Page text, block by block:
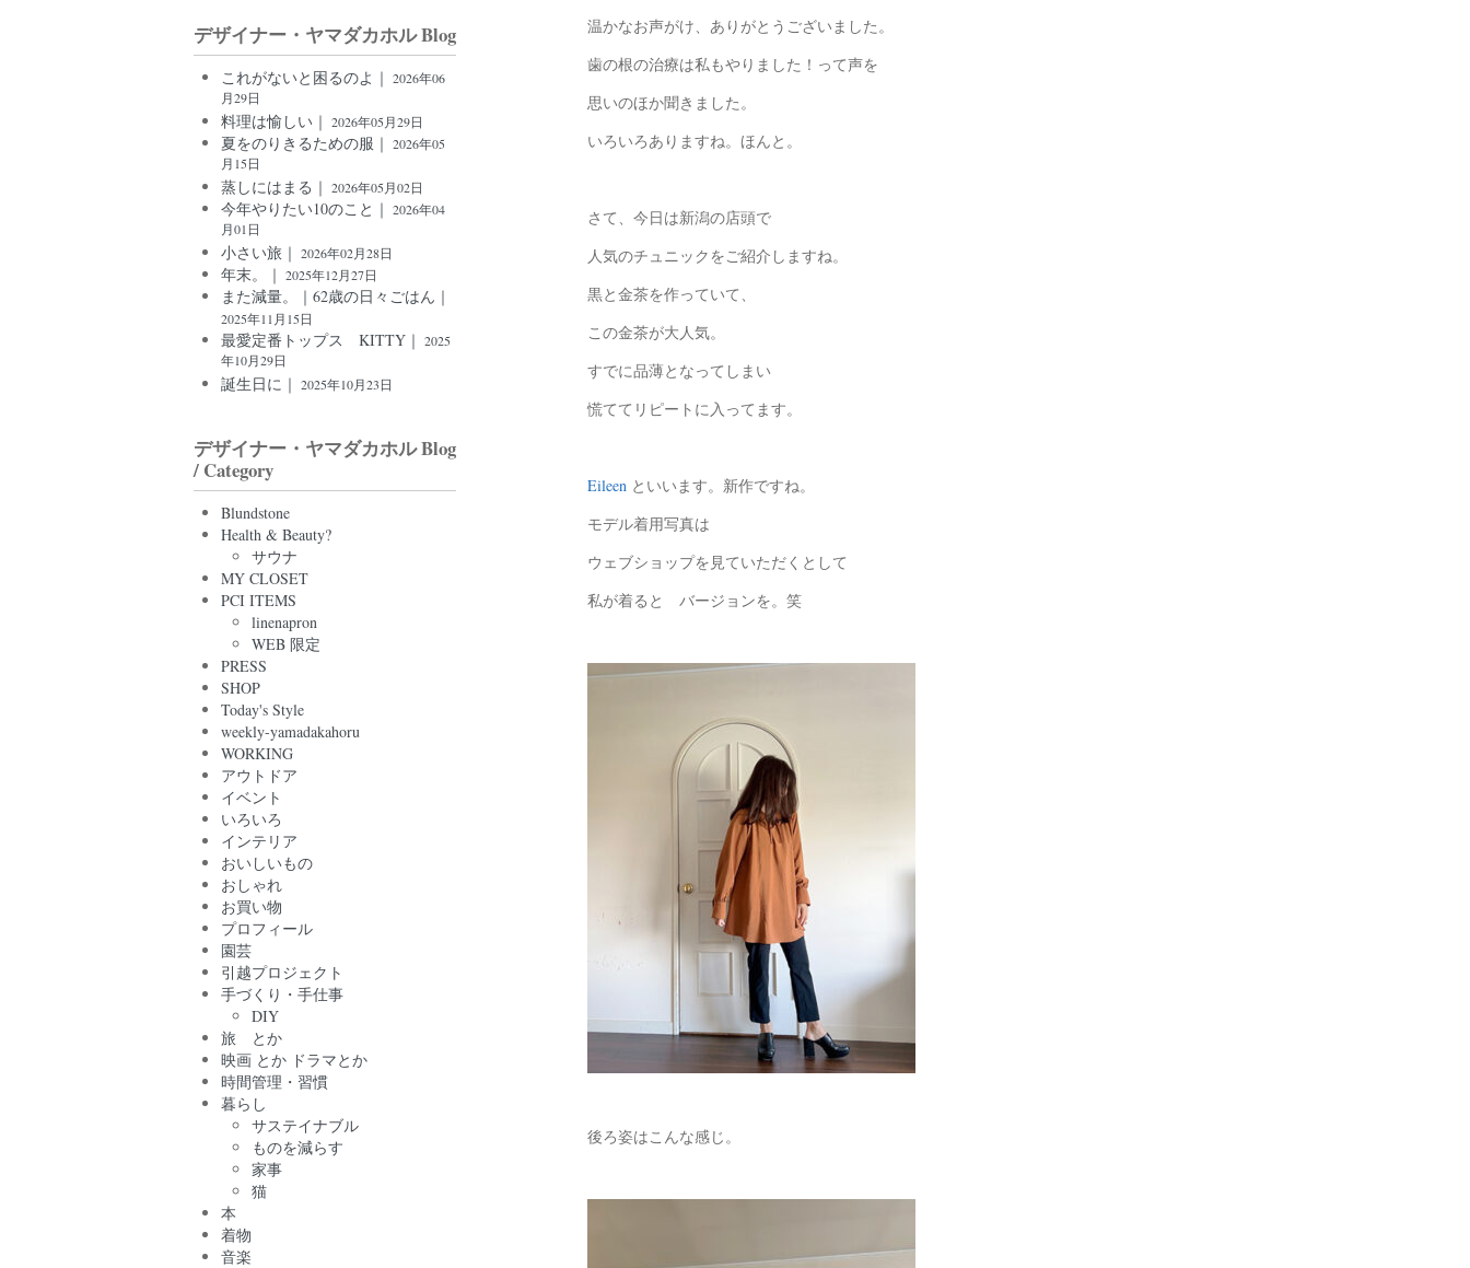
温かなお声がけ、ありがとうございました。
歯の根の治療は私もやりました！って声を
思いのほか聞きました。
いろいろありますね。ほんと。
さて、今日は新潟の店頭で
人気のチュニックをご紹介しますね。
黒と金茶を作っていて、
この金茶が大人気。
すでに品薄となってしまい
慌ててリピートに入ってます。
Eileen といいます。新作ですね。
モデル着用写真は
ウェブショップを見ていただくとして
私が着ると バージョンを。笑
後ろ姿はこんな感じ。
デザイナー・ヤマダカホル Blog
これがないと困るのよ｜ 2026年06
月29日
料理は愉しい｜ 2026年05月29日
夏をのりきるための服｜ 2026年05
月15日
蒸しにはまる｜ 2026年05月02日
今年やりたい10のこと｜ 2026年04
月01日
小さい旅｜ 2026年02月28日
年末。｜ 2025年12月27日
また減量。｜62歳の日々ごはん｜
2025年11月15日
最愛定番トップス KITTY｜ 2025
年10月29日
誕生日に｜ 2025年10月23日
デザイナー・ヤマダカホル Blog
/ Category
Blundstone
Health & Beauty?
サウナ
MY CLOSET
PCI ITEMS
linenapron
WEB 限定
PRESS
SHOP
Today's Style
weekly-yamadakahoru
WORKING
アウトドア
イベント
いろいろ
インテリア
おいしいもの
おしゃれ
お買い物
プロフィール
園芸
引越プロジェクト
手づくり・手仕事
DIY
旅 とか
映画 とか ドラマとか
時間管理・習慣
暮らし
サステイナブル
ものを減らす
家事
猫
本
着物
音楽